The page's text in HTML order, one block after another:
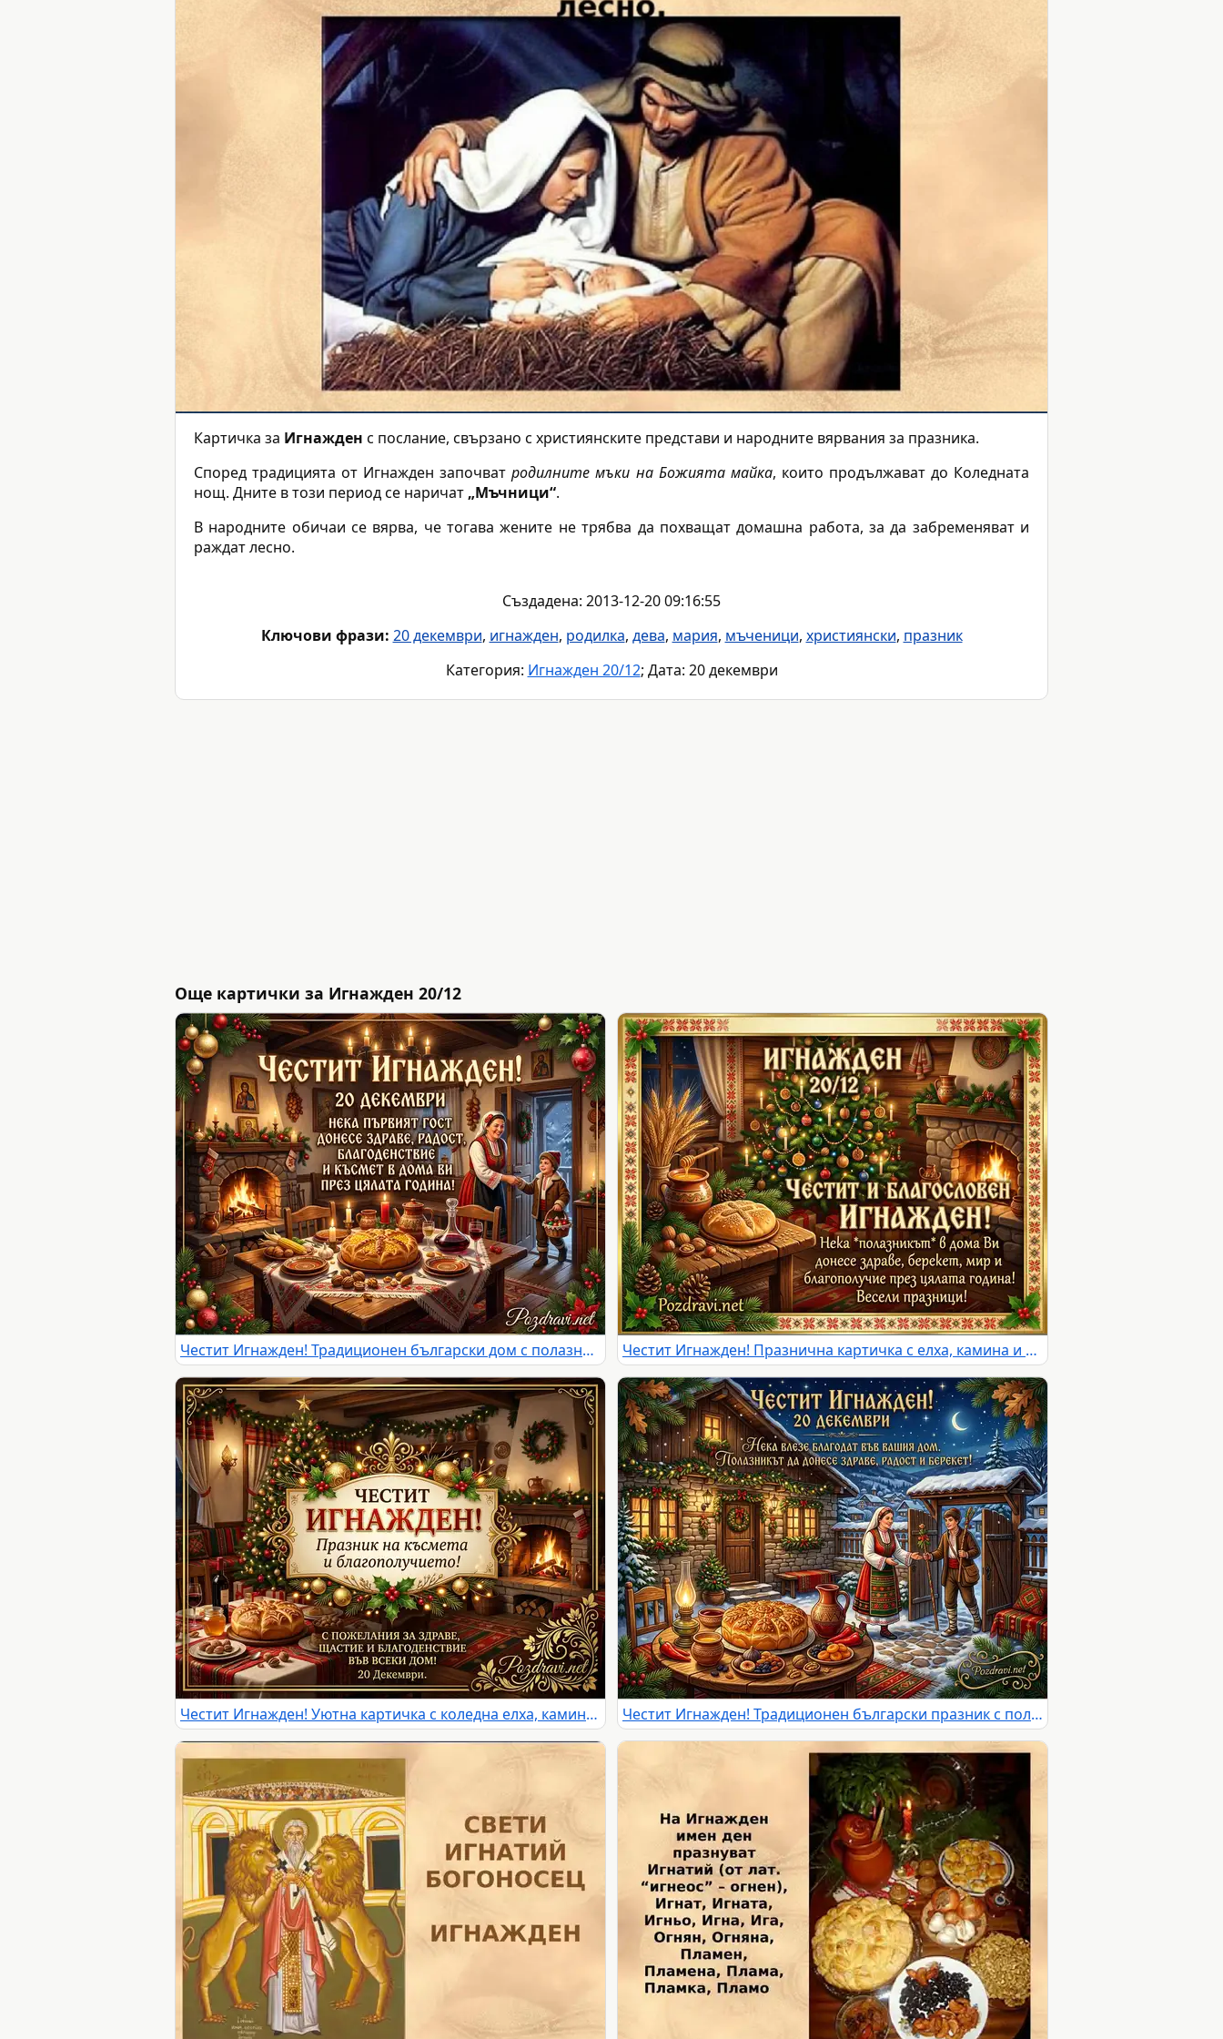
Картичка за Игнажден с послание, свързано с християнските представи и народните вярвания за празника.
Според традицията от Игнажден започватродилните мъки на Божията майка, които продължават до Коледната
нощ. Дните в този период се наричат „Мъчници“.
В народните обичаи се вярва, че тогава жените не трябва да похващат домашна работа, за да забременяват и
раждат лесно.
Създадена: 2013-12-20 09:16:55
Ключови фрази: 20 декември, игнажден, родилка, дева, мария, мъченици, християнски, празник
Категория: Игнажден 20/12; Дата: 20 декември
Още картички за Игнажден 20/12
Честит Игнажден! Традиционен български дом с полазник, празнична трапеза и пожелания за здраве и късмет. Честит Игнажден! Празнична картичка с елха, камина и традиционна българска трапеза.
Честит Игнажден! Уютна картичка с коледна елха, камина и традиционна пита за празника на късмета и благополучието. Честит Игнажден! Традиционен български празник с полазник, погача и уютна зимна атмосфера.